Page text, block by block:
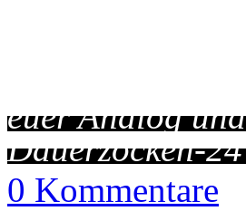
euer Analog
Dauerzocken-
0 Kommentare